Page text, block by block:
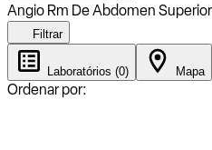
Angio Rm De Abdomen
Filtrar
Laboratórios (0) Mapa
Ordenar por: